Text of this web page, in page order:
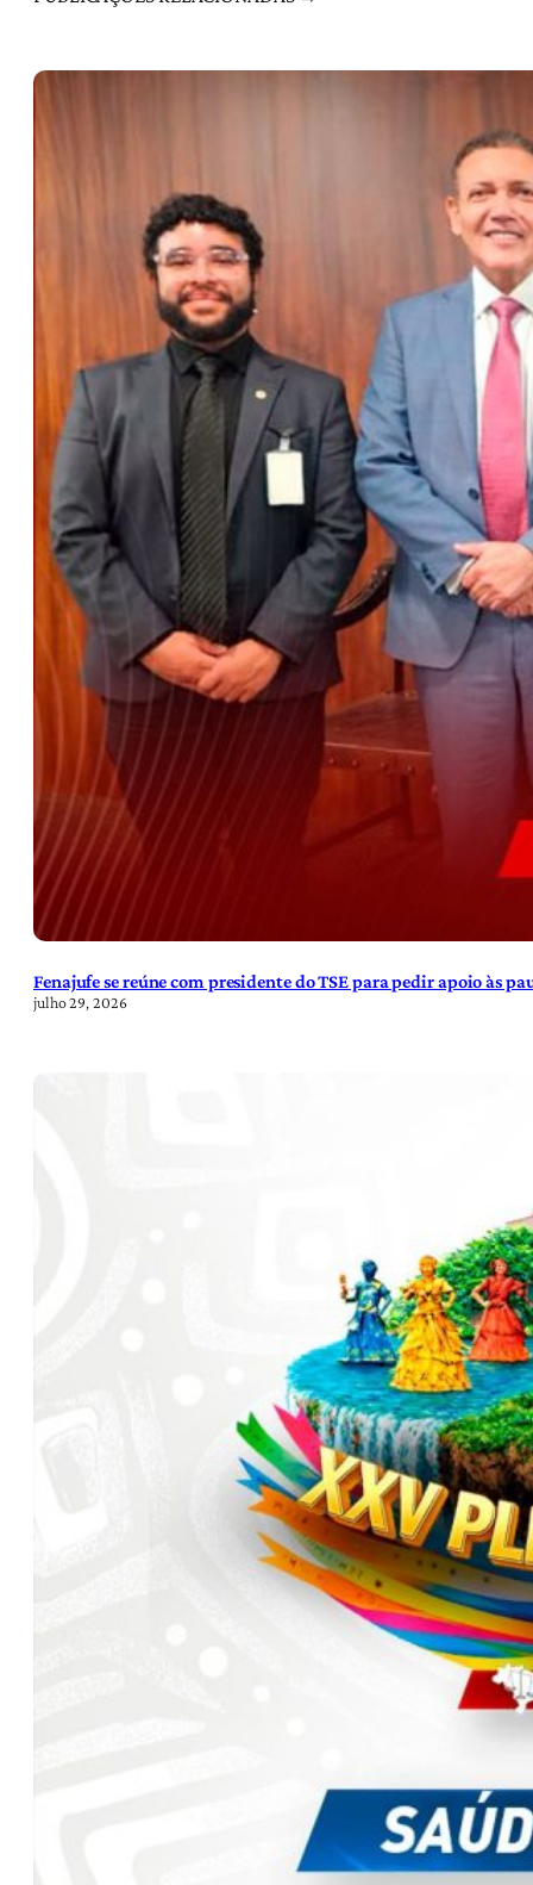
Fenajufe se reúne com presidente do TSE para pedir apoio às
julho 29, 2026